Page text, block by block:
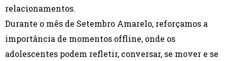
relacionamentos.
Durante o mês de Setembro Amarelo, reforçamos a
importância de momentos offline, onde os
adolescentes podem refletir, conversar, se mover e se